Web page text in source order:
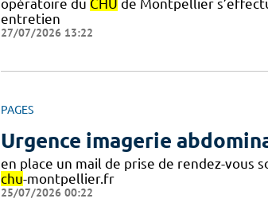
opératoire du CHU de Montpellier
entretien
27/07/2026 13:22
PAGES
Urgence imagerie
en place un mail de prise de rendez-vous
chu-montpellier.fr
25/07/2026 00:22